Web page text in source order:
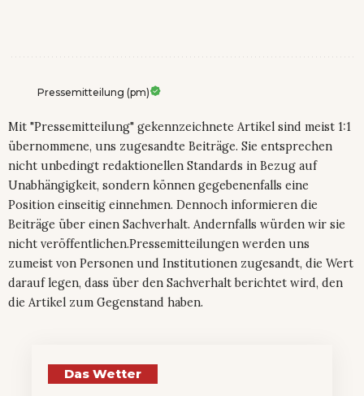
Pressemitteilung (pm)
Mit "Pressemitteilung" gekennzeichnete Artikel sind meist 1:1
übernommene, uns zugesandte Beiträge. Sie entsprechen
nicht unbedingt redaktionellen Standards in Bezug auf
Unabhängigkeit, sondern können gegebenenfalls eine
Position einseitig einnehmen. Dennoch informieren die
Beiträge über einen Sachverhalt. Andernfalls würden wir sie
nicht veröffentlichen.Pressemitteilungen werden uns
zumeist von Personen und Institutionen zugesandt, die Wert
darauf legen, dass über den Sachverhalt berichtet wird, den
die Artikel zum Gegenstand haben.
Das Wetter